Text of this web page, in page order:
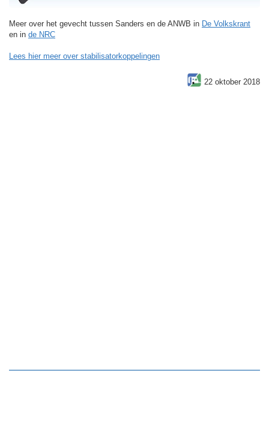
Meer over het gevecht tussen Sanders en de ANWB in De Volkskrant
en in de NRC
Lees hier meer over stabilisatorkoppelingen
22 oktober 2018